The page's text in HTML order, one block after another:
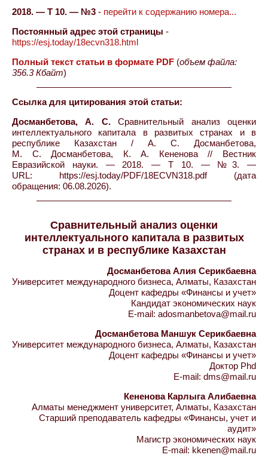
2018. — Т 10. — №3 - перейти к содержанию номера...
Постоянный адрес этой страницы -
https://esj.today/18ecvn318.html
Полный текст статьи в формате PDF (объем файла:
356.3 Кбайт)
Ссылка для цитирования этой статьи:
Досманбетова, А. С.Сравнительный анализ оценки
интеллектуального капитала в развитых странах и в
республике Казахстан / А. С. Досманбетова,
М. С. Досманбетова, К. А. Кененова // Вестник
Евразийской науки. — 2018. — Т 10. — №3. —
URL: https://esj.today/PDF/18ECVN318.pdf (дата
обращения: 06.08.2026).
Сравнительный анализ оценки
интеллектуального капитала в развитых
странах и в республике Казахстан
Досманбетова Алия Серикбаевна
Университет международного бизнеса, Алматы, Казахстан
Доцент кафедры «Финансы и учет»
Кандидат экономических наук
E-mail: adosmanbetova@mail.ru
Досманбетова Маншук Серикбаевна
Университет международного бизнеса, Алматы, Казахстан
Доцент кафедры «Финансы и учет»
Доктор Phd
E-mail: dms@mail.ru
Кененова Карлыга Алибаевна
Алматы менеджмент университет, Алматы, Казахстан
Старший преподаватель кафедры «Финансы, учет и
аудит»
Магистр экономических наук
E-mail: kkenen@mail.ru